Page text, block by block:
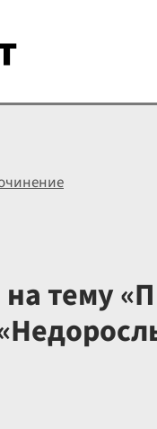
тему